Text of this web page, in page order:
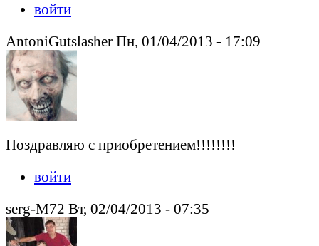
войти
AntoniGutslasher Пн, 01/04/2013 - 17:09
Поздравляю с приобретением!!!!!!!!
войти
serg-M72 Вт, 02/04/2013 - 07:35